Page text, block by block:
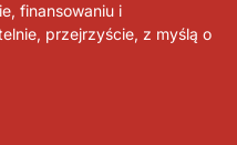
finansowaniu i
przejrzyście, z myślą o